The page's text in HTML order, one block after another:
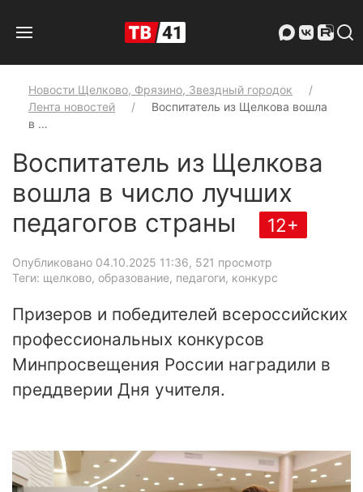
Новости Щелково, Фрязино, Звездный городок
Лента новостей
Воспитатель из Щелкова вошла
в …
Воспитатель из Щелкова
вошла в число лучших
педагогов страны
12+
Опубликовано 04.10.2025 11:36, 521 просмотр
Теги: щелково, образование, педагоги, конкурс
Призеров и победителей всероссийских
профессиональных конкурсов
Минпросвещения России наградили в
преддверии Дня учителя.